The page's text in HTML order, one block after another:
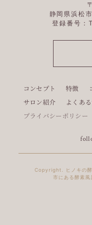
静岡県浜松
登録番号
コンセプト 特徴
サロン紹介
よくあ
プライバシーポリシー
Copyright. ヒノキの
市にある酵素